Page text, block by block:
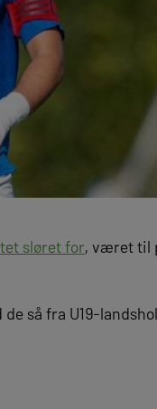
sløret for, været til
så fra U19-